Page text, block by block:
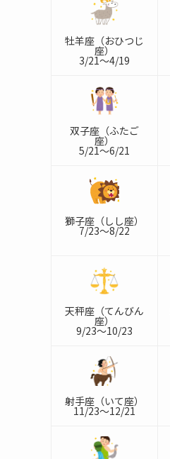
牡羊座（おひつじ
座）
3/21～4/19
双子座（ふたご
座）
5/21～6/21
獅子座（しし座）
7/23～8/22
天秤座（てんびん
座）
9/23～10/23
射手座（いて座）
11/23～12/21